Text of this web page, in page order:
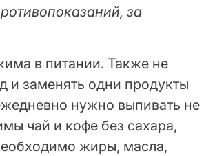
за
в питании. Также не
и заменять одни продукты
нужно выпивать не
чай и кофе без сахара,
жиры, масла,